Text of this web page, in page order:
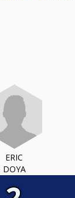
ERIC
DOYA